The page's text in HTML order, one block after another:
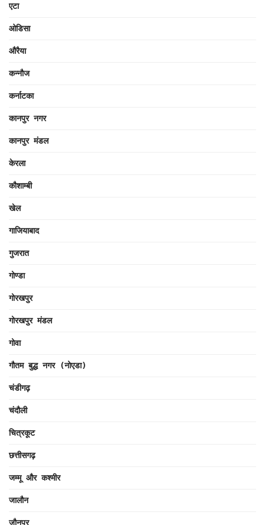
एटा
ओडिसा
औरैया
कन्नौज
कर्नाटका
कानपुर नगर
कानपुर मंडल
केरला
कौशाम्बी
खेल
गाजियाबाद
गुजरात
गोण्डा
गोरखपुर
गोरखपुर मंडल
गोवा
गौतम बुद्ध नगर (नोएडा)
चंडीगढ़
चंदौली
चित्रकूट
छत्तीसगढ़
जम्मू और कश्मीर
जालौन
जौनपुर